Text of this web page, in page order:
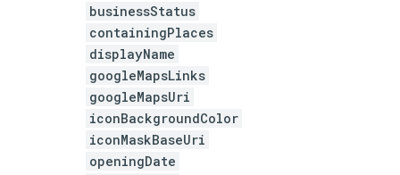
businessStatus
containingPlaces
displayName
googleMapsLinks
googleMapsUri
iconBackgroundColor
iconMaskBaseUri
openingDate